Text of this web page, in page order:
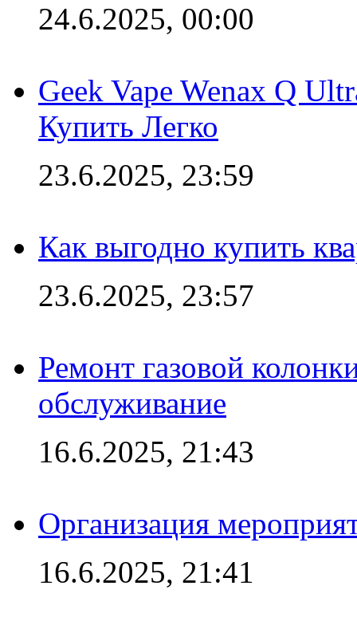
24.6.2025, 00:00
Geek Vape Wenax Q
Купить Легко
23.6.2025, 23:59
Как выгодно купить
23.6.2025, 23:57
Ремонт газовой
обслуживание
16.6.2025, 21:43
Организация
16.6.2025, 21:41